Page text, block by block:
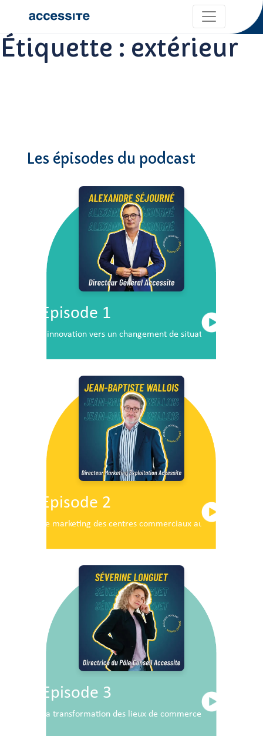
Étiquette : extérieur
Les épisodes du podcast
Episode 1
L’innovation vers un changement de situation
Episode 2
Le marketing des centres commerciaux au service du
Episode 3
La transformation des lieux de commerce